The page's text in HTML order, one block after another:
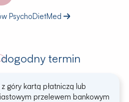
PsychoDietMed
termin
z góry kartą płatniczą lub
przelewem bankowym